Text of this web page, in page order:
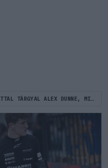
ÚJRA F1-ES CSAPATTAL TÁRGYAL ALEX DUNNE, MIUTÁN HELMUT MARKO MIATT KÉT SZÉK KÖZÜL A PADLÓRA ESETT